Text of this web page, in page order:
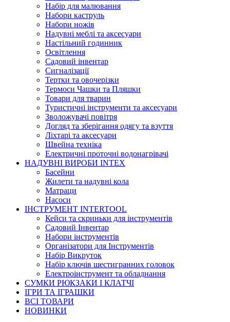
Набір для малювання
Набори каструль
Набори ножів
Надувні меблі та аксесуари
Настільний годинник
Освітлення
Садовий інвентар
Сигналізації
Тертки та овочерізки
Термоси Чашки та Пляшки
Товари для тварин
Туристичні інструменти та аксесуари
Зволожувачі повітря
Догляд та зберігання одягу та взуття
Ліхтарі та аксесуари
Швейна техніка
Електричні проточні водонагрівачі
НАДУВНІ ВИРОБИ INTEX
Басейни
Жилети та надувні кола
Матраци
Насоси
ІНСТРУМЕНТ INTERTOOL
Кейси та скриньки для інструментів
Садовий Інвентар
Набори інструментів
Організатори для Інструментів
Набір Викруток
Набір ключів шестигранних головок
Електроінструмент та обладнання
СУМКИ РЮКЗАКИ І КЛАТЧІ
ІГРИ ТА ІГРАШКИ
ВСІ ТОВАРИ
НОВИНКИ